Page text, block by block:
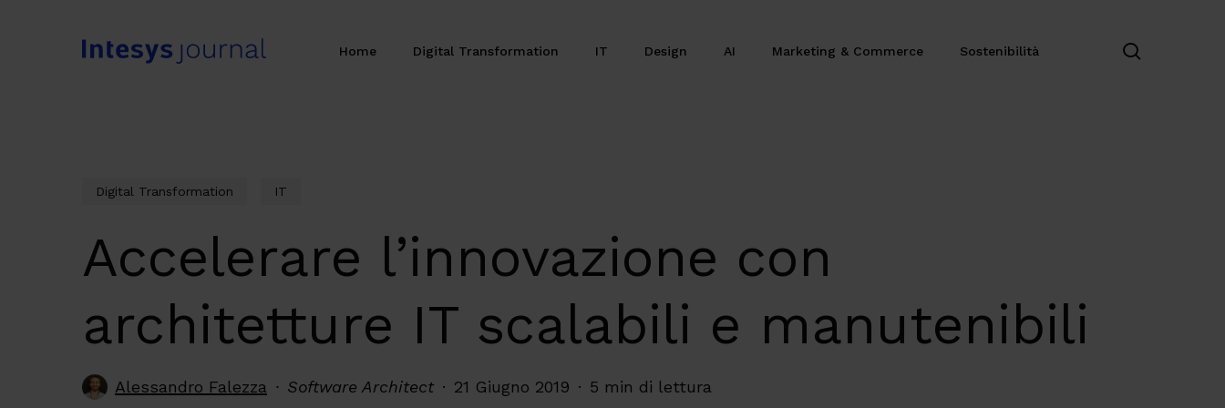
Home Digital Transformation IT Design AI Marketing & Commerce Sostenibilità
Digital Transformation IT
Accelerare l’innovazione con
architetture IT scalabili e manutenibili
Alessandro Falezza Software Architect 21 Giugno 2019 5 min di lettura